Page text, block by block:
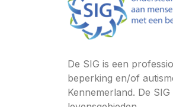
De SIG is een
beperking en/of
Kennemerland. De